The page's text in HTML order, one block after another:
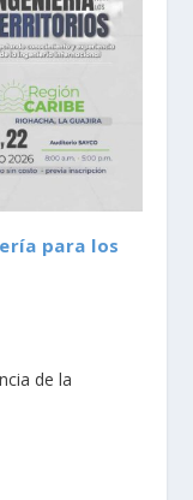
para los
de la